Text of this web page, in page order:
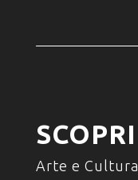
SCOPRI
Arte e Cultura